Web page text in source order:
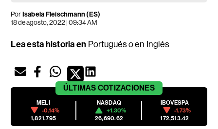
PorIsabela Fleischmann (ES)
18 de agosto, 2022 | 09:34 AM
Lea esta historia en Portuguéso en Inglés
ÚLTIMAS COTIZACIONES
MELI
-0.14%
1,821.795
NASDAQ
+1.30%
26,690.62
IBOVESPA
-1.73%
172,513.42